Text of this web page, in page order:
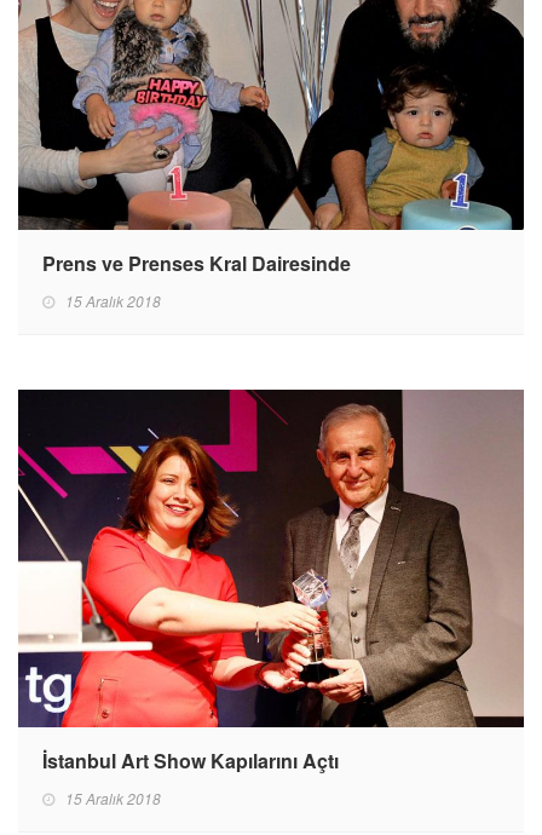
Prens ve Prenses Kral Dairesinde
15 Aralık 2018
İstanbul Art Show Kapılarını Açtı
15 Aralık 2018